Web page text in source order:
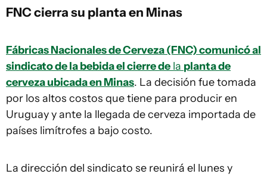
FNC cierra su planta en Minas
Fábricas Nacionales de Cerveza (FNC) comunicó al
sindicato de la bebida el cierre de la planta de
cerveza ubicada en Minas. La decisión fue tomada
por los altos costos que tiene para producir en
Uruguay y ante la llegada de cerveza importada de
países limítrofes a bajo costo.
La dirección del sindicato se reunirá el lunes y